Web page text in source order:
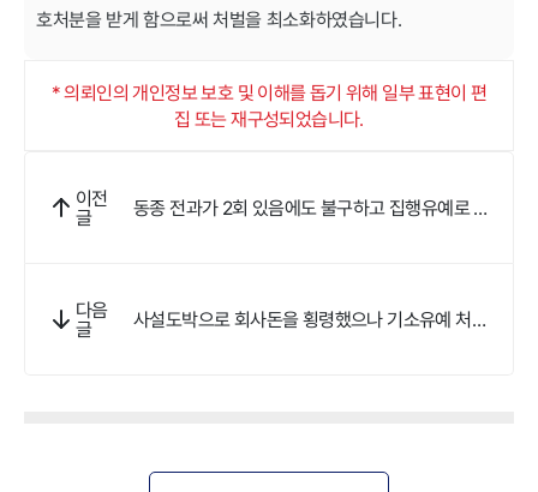
호처분을 받게 함으로써 처벌을 최소화하였습니다.
* 의뢰인의 개인정보 보호 및 이해를 돕기 위해 일부 표현이 편
집 또는 재구성되었습니다.
이전
글
동종 전과가 2회 있음에도 불구하고 집행유예로 실
다음
글
사설도박으로 회사돈을 횡령했으나 기소유예 처분